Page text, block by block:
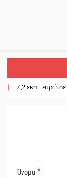
εκατ. ευρώ σε
Όνομα*